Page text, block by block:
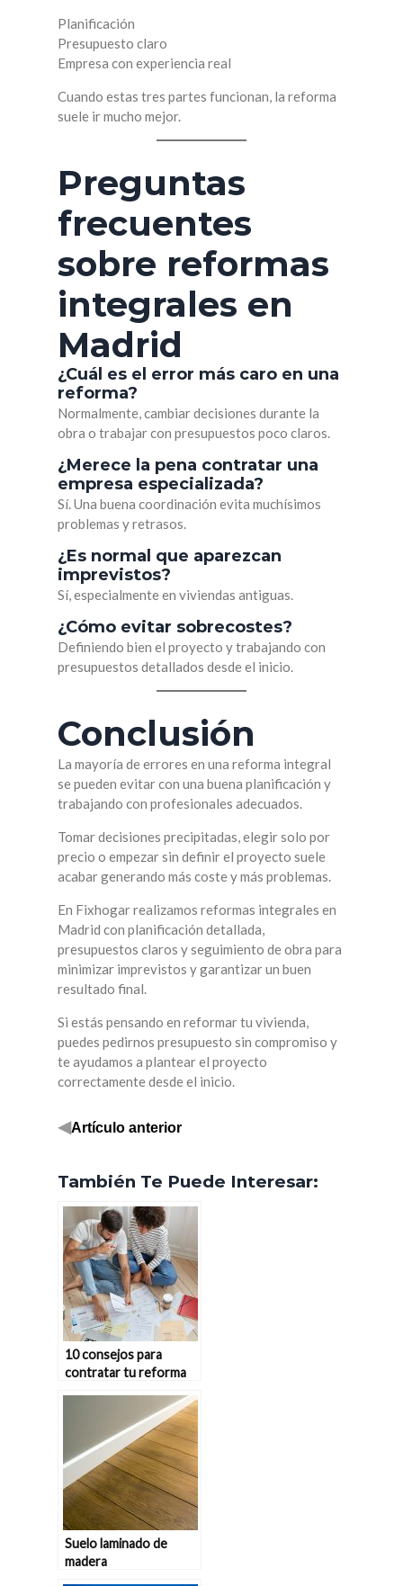
Planificación
Presupuesto claro
Empresa con experiencia real
Cuando estas tres partes funcionan, la reforma
suele ir mucho mejor.
Preguntas
frecuentes
sobre reformas
integrales en
Madrid
¿Cuál es el error más caro en una
reforma?
Normalmente, cambiar decisiones durante la
obra o trabajar con presupuestos poco claros.
¿Merece la pena contratar una
empresa especializada?
Sí. Una buena coordinación evita muchísimos
problemas y retrasos.
¿Es normal que aparezcan
imprevistos?
Sí, especialmente en viviendas antiguas.
¿Cómo evitar sobrecostes?
Definiendo bien el proyecto y trabajando con
presupuestos detallados desde el inicio.
Conclusión
La mayoría de errores en una reforma integral
se pueden evitar con una buena planificación y
trabajando con profesionales adecuados.
Tomar decisiones precipitadas, elegir solo por
precio o empezar sin definir el proyecto suele
acabar generando más coste y más problemas.
En Fixhogar realizamos reformas integrales en
Madrid con planificación detallada,
presupuestos claros y seguimiento de obra para
minimizar imprevistos y garantizar un buen
resultado final.
Si estás pensando en reformar tu vivienda,
puedes pedirnos presupuesto sin compromiso y
te ayudamos a plantear el proyecto
correctamente desde el inicio.
◀Artículo anterior
También Te Puede Interesar:
10 consejos para
contratar tu reforma
Suelo laminado de
madera